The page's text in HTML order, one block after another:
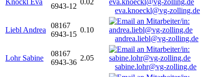
Knöckl Eva
6943-12
0.02
eva.knoeckl@vg-zolling.de
Liebl Andrea
08167
6943-15
0.10
andrea.liebl@vg-zolling.de
Lohr Sabine
08167
6943-36
2.05
sabine.lohr@vg-zolling.de